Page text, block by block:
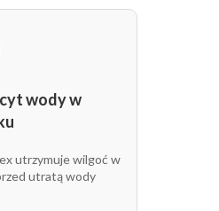
czarny
wody w
utrzymuje wilgoć w
utratą wody